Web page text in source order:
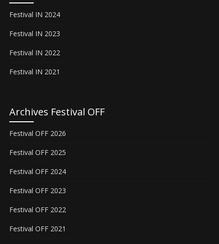
Festival IN 2024
Festival IN 2023
Festival IN 2022
Festival IN 2021
Archives Festival OFF
Festival OFF 2026
Festival OFF 2025
Festival OFF 2024
Festival OFF 2023
Festival OFF 2022
Festival OFF 2021